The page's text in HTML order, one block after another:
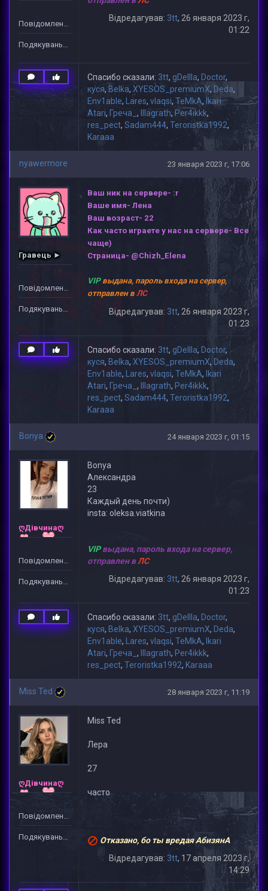
Повідомлень: 1
Подякувань: 19
Відредагував: 3tt, 26 января 2023 г,
01:22
Спасибо сказали: 3tt, gDeIIIa, Doctor,
куся, Belka, XYESOS_premiumX, Deda,
Env1able, Lares, vlaqsi, TeMkA, Ikari
Atari, Греча_ , lllagrath,Per4ikkk,
res_pect, Sadam444, Teroristka1992,
Karaaa
nyawermore 23 января 2023 г, 17:06
Гравець ►
Повідомлень: 2
Подякувань: 38
Ваш ник на сервере- :r
Ваше имя- Лена
Ваш возраст- 22
Как часто играете у нас на сервере- Все
чаще)
Страница- @Chizh_Elena
VIP выдана, пароль входа на сервер,
отправлен в ЛС
Відредагував: 3tt, 26 января 2023 г,
01:23
Спасибо сказали: 3tt, gDeIIIa, Doctor,
куся, Belka, XYESOS_premiumX, Deda,
Env1able, Lares, vlaqsi, TeMkA, Ikari
Atari, Греча_ , lllagrath, Per4ikkk,
res_pect, Sadam444, Teroristka1992,
Karaaa
Bonya 24 января 2023 г, 01:15
ღДівчинаღ
Повідомлень: 2
Подякувань: 36
Bonya
Александра
23
Каждый день почти)
insta: oleksa.viatkina
VIPвыдана, пароль входа на сервер,
отправлен вЛС
Відредагував: 3tt, 26 января 2023 г,
01:23
Спасибо сказали: 3tt, gDeIIIa, Doctor,
куся, Belka, XYESOS_premiumX, Deda,
Env1able, Lares, vlaqsi, TeMkA, Ikari
Atari, Греча_ , lllagrath, Per4ikkk,
res_pect, Teroristka1992, Karaaa
Miss Ted 28 января 2023 г, 11:19
ღДівчинаღ
Повідомлень: 1
Подякувань: 19
Miss Ted
Лера
27
часто
Отказано, бо ты вредая АбизянА
Відредагував: 3tt, 17 апреля 2023 г,
14:29